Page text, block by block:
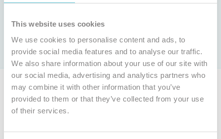
This website uses cookies
We use cookies to personalise content and ads, to
provide social media features and to analyse our traffic.
We also share information about your use of our site with
our social media, advertising and analytics partners who
may combine it with other information that you’ve
provided to them or that they’ve collected from your use
of their services.
Len u nás webhosting už od 0,9 € bez DPH mesačne ( cenník)
s jedinečnougaranciou 100 % dostupnosti
Ak nie ste majiteľom tejto domény, môžete si objednať vlastnú
doménu a webhosting.